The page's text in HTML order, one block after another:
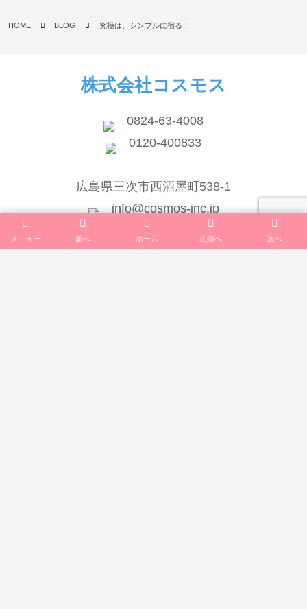
HOME BLOG 究極は、シンプルに宿る！
株式会社コスモス
0824-63-4008
0120-400833
広島県三次市西酒屋町538-1
info@cosmos-inc.jp
メニュー 前へ ホーム 先頭へ 次へ